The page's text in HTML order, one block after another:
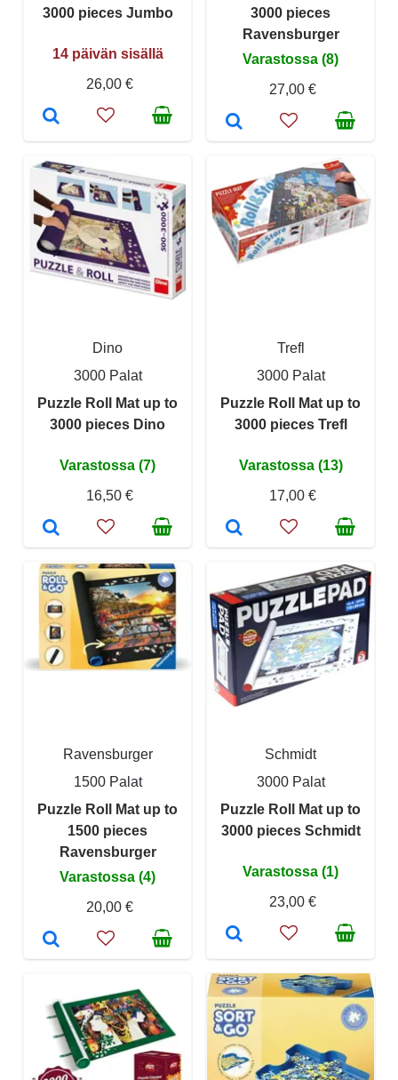
3000 pieces Jumbo
14 päivän sisällä
26,00 €
3000 pieces
Ravensburger
Varastossa (8)
27,00 €
Dino
3000 Palat
Puzzle Roll Mat up to
3000 pieces Dino
Varastossa (7)
16,50 €
Trefl
3000 Palat
Puzzle Roll Mat up to
3000 pieces Trefl
Varastossa (13)
17,00 €
Ravensburger
1500 Palat
Puzzle Roll Mat up to
1500 pieces
Ravensburger
Varastossa (4)
20,00 €
Schmidt
3000 Palat
Puzzle Roll Mat up to
3000 pieces Schmidt
Varastossa (1)
23,00 €